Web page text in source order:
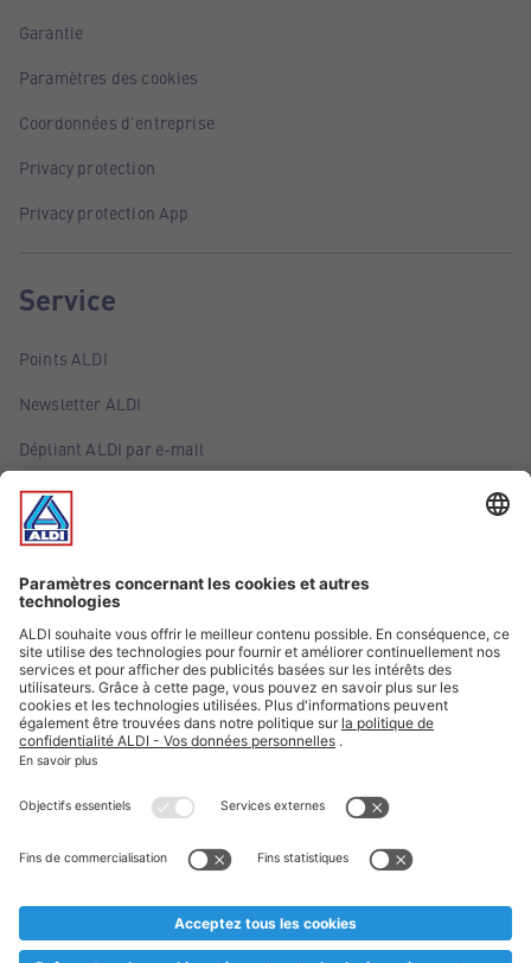
Garantie
Paramètres des cookies
Coordonnées d'entreprise
Privacy protection
Privacy protection App
Service
Points ALDI
Newsletter ALDI
Dépliant ALDI par e-mail
Offres
Infos essentielles
Suivez ALDI Belgique
Textes marqués d'un astérisque et mentions légales
* Nous vendons ces articles temporairement et jusqu'à
au cas où, malgré le planning bien étudié, nous serions
prématurément en rupture de stock. Prix Recupel et TVA incl.
** Sur ce site, l’utilisation de la forme masculine a été adoptée